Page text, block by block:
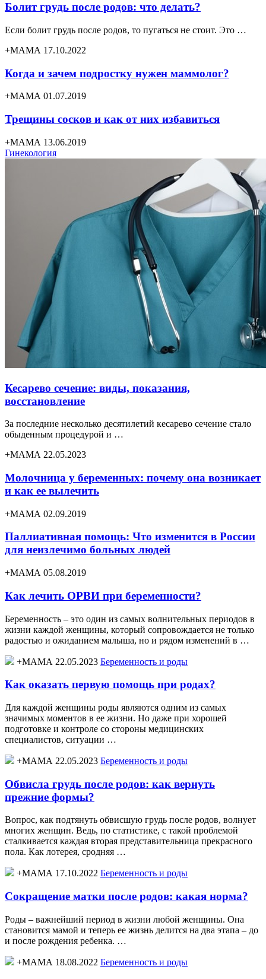
Болит грудь после родов: что делать?
Если болит грудь после родов, то пугаться не стоит. Это …
+МАМА 17.10.2022
Когда и зачем подростку нужен маммолог?
+МАМА 01.07.2019
Трещины сосков и как от них избавиться
+МАМА 13.06.2019
Гинекология
Кесарево сечение: виды, показания,
восстановление
За последние несколько десятилетий кесарево сечение стало
обыденным процедурой и …
+МАМА 22.05.2023
Молочница у беременных: почему она возникает
и как ее вылечить
+МАМА 02.09.2019
Паллиативная помощь: Что изменится в России
для неизлечимо больных людей
+МАМА 05.08.2019
Как лечить ОРВИ при беременности?
Беременность – это один из самых волнительных периодов в
жизни каждой женщины, который сопровождается не только
радостью и ожиданием малыша, но и рядом изменений в …
+МАМА 22.05.2023 Беременность и роды
Как оказать первую помощь при родах?
Для каждой женщины роды являются одним из самых
значимых моментов в ее жизни. Но даже при хорошей
подготовке и контроле со стороны медицинских
специалистов, ситуации …
+МАМА 22.05.2023 Беременность и роды
Обвисла грудь после родов: как вернуть
прежние формы?
Вопрос, как подтянуть обвисшую грудь после родов, волнует
многих женщин. Ведь, по статистике, с такой проблемой
сталкивается каждая вторая представительница прекрасного
пола. Как лотерея, сродняя …
+МАМА 17.10.2022 Беременность и роды
Сокращение матки после родов: какая норма?
Роды – важнейший период в жизни любой женщины. Она
становится мамой и теперь ее жизнь делится на два этапа – до
и после рождения ребенка. …
+МАМА 18.08.2022 Беременность и роды